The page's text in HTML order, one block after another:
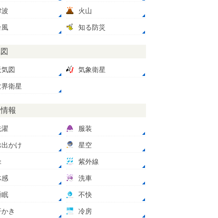
火山
風 知る防災
気図 気象衛星
界衛星
報
服装
出かけ 星空
紫外線
感 洗車
眠 不快
き 冷房